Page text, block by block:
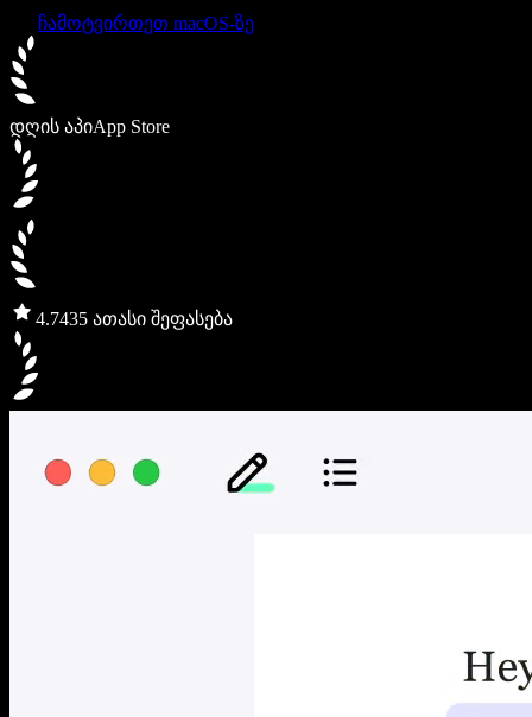
ჩამოტვირთეთ macOS-ზე
დღის აპიApp Store
4.7435 ათასი შეფასება